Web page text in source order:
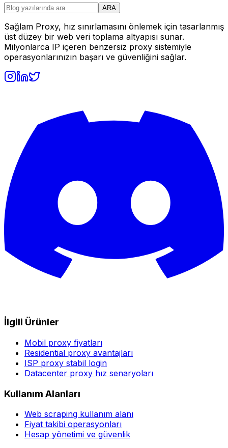
ARA
Sağlam Proxy, hız sınırlamasını önlemek için tasarlanmış
üst düzey bir web veri toplama altyapısı sunar.
Milyonlarca IP içeren benzersiz proxy sistemiyle
operasyonlarınızın başarı ve güvenliğini sağlar.
İlgili Ürünler
Mobil proxy fiyatları
Residential proxy avantajları
ISP proxy stabil login
Datacenter proxy hız senaryoları
Kullanım Alanları
Web scraping kullanım alanı
Fiyat takibi operasyonları
Hesap yönetimi ve güvenlik